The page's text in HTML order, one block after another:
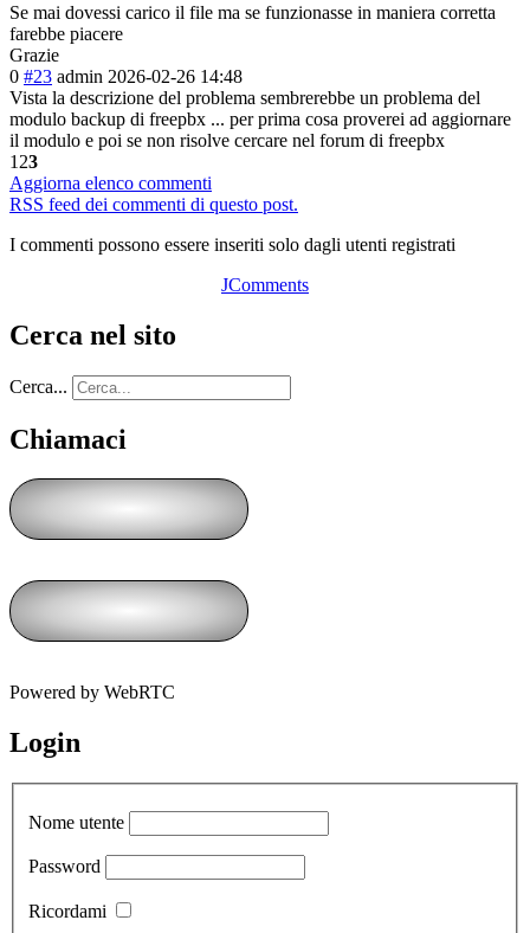
Se mai dovessi carico il file ma se funzionasse in maniera corretta
farebbe piacere
Grazie
0 #23 admin 2026-02-26 14:48
Vista la descrizione del problema sembrerebbe un problema del
modulo backup di freepbx ... per prima cosa proverei ad aggiornare
il modulo e poi se non risolve cercare nel forum di freepbx
1 23
Aggiorna elenco commenti
RSS feed dei commenti di questo post.
I commenti possono essere inseriti solo dagli utenti registrati
JComments
Cerca nel sito
Cerca...
Chiamaci
Powered by WebRTC
Login
Nome utente
Password
Ricordami